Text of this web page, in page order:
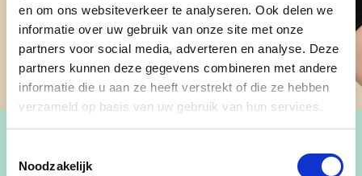
en om ons websiteverkeer te analyseren. Ook delen we
informatie over uw gebruik van onze site met onze
partners voor social media, adverteren en analyse. Deze
partners kunnen deze gegevens combineren met andere
informatie die u aan ze heeft verstrekt of die ze hebben
verzameld op basis van uw gebruik van hun services.
Noodzakelijk